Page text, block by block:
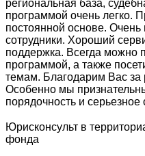
региональная база,
программой очень легко.
постоянной основе.
сотрудники. Хороший
поддержка. Всегда можно
программой, а также
темам. Благодарим Вас за
Особенно мы
порядочность и
Юрисконсульт в
фонда